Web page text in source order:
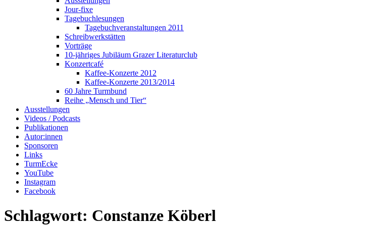
Jour-fixe
Tagebuchlesungen
Tagebuchveranstaltungen 2011
Schreibwerkstätten
Vorträge
10-jähriges Jubiläum Grazer Literaturclub
Konzertcafé
Kaffee-Konzerte 2012
Kaffee-Konzerte 2013/2014
60 Jahre Turmbund
Reihe „Mensch und Tier“
Ausstellungen
Videos / Podcasts
Publikationen
Autor:innen
Sponsoren
Links
TurmEcke
YouTube
Instagram
Facebook
Schlagwort: Constanze Köberl